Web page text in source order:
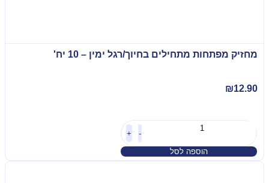
מחזיק מפתחות מתחילים בחיוך/רגל ימין – 10 יח'
₪12.90
+
הוספה לסל